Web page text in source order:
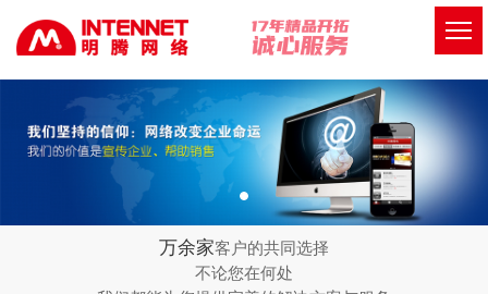
万余家客户的共同选择
不论您在何处